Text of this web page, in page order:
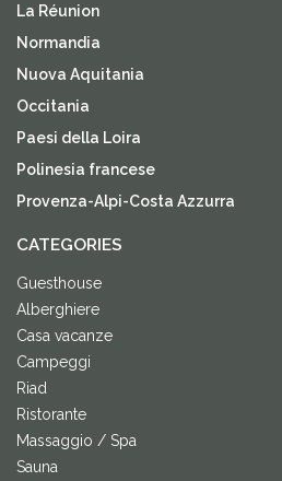
La Réunion
Normandia
Nuova Aquitania
Occitania
Paesi della Loira
Polinesia francese
Provenza-Alpi-Costa Azzurra
CATEGORIES
Guesthouse
Alberghiere
Casa vacanze
Campeggi
Riad
Ristorante
Massaggio / Spa
Sauna